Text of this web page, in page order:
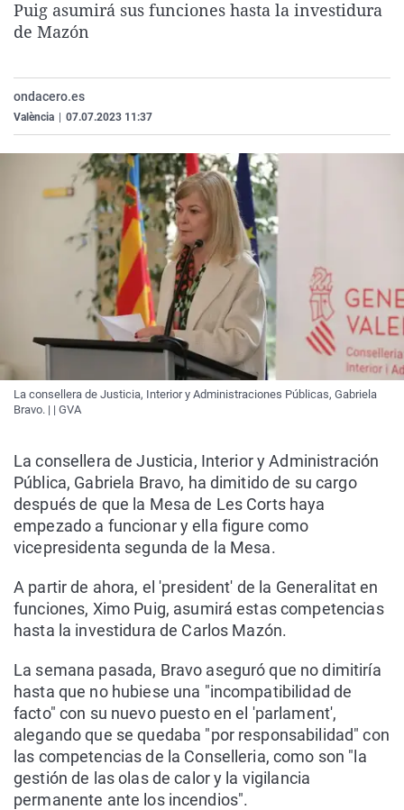
La rosa de los vientos
Como el perro y el
Caso
Equipo de
Extremadura
La Rioja
País Vasco
Virales
Elecciones
Puig asumirá sus funciones hasta la investidura
de Mazón
ondacero.es
València 07.07.2023 11:37
La consellera de Justicia, Interior y Administraciones Públicas, Gabriela
Bravo. | | GVA
La consellera de Justicia, Interior y Administración
Pública, Gabriela Bravo, ha dimitido de su cargo
después de que la Mesa de Les Corts haya
empezado a funcionar y ella figure como
vicepresidenta segunda de la Mesa.
A partir de ahora, el 'president' de la Generalitat en
funciones, Ximo Puig, asumirá estas competencias
hasta la investidura de Carlos Mazón.
La semana pasada, Bravo aseguró que no dimitiría
hasta que no hubiese una "incompatibilidad de
facto" con su nuevo puesto en el 'parlament',
alegando que se quedaba "por responsabilidad" con
las competencias de la Conselleria, como son "la
gestión de las olas de calor y la vigilancia
permanente ante los incendios".